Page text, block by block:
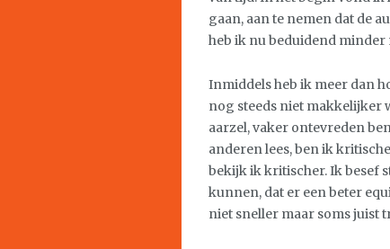
gaan, aan te nemen dat de
heb ik nu beduidend minder
Inmiddels heb ik meer dan
nog steeds niet makkelijker
aarzel, vaker ontevreden
anderen lees, ben ik
bekijk ik kritischer. Ik besef
kunnen, dat er een beter
niet sneller maar soms juist